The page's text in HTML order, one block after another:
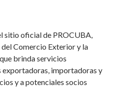
sitio oficial de PROCUBA,
Comercio Exterior y la
brinda servicios
exportadoras, importadoras y
y a potenciales socios